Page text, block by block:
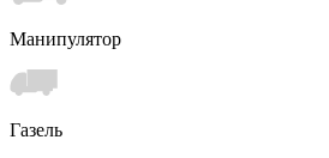
Манипулятор
Газель